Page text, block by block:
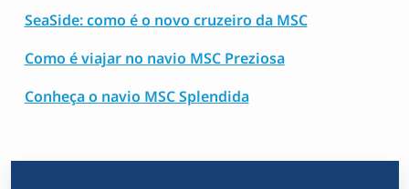
SeaSide: como é o novo cruzeiro da MSC
Como é viajar no navio MSC Preziosa
Conheça o navio MSC Splendida